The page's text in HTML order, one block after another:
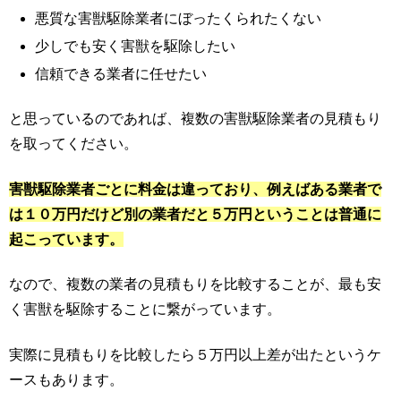
悪質な害獣駆除業者にぼったくられたくない
少しでも安く害獣を駆除したい
信頼できる業者に任せたい
と思っているのであれば、複数の害獣駆除業者の見積もり
を取ってください。
害獣駆除業者ごとに料金は違っており、例えばある業者で
は１０万円だけど別の業者だと５万円ということは普通に
起こっています。
なので、複数の業者の見積もりを比較することが、最も安
く害獣を駆除することに繋がっています。
実際に見積もりを比較したら５万円以上差が出たというケ
ースもあります。